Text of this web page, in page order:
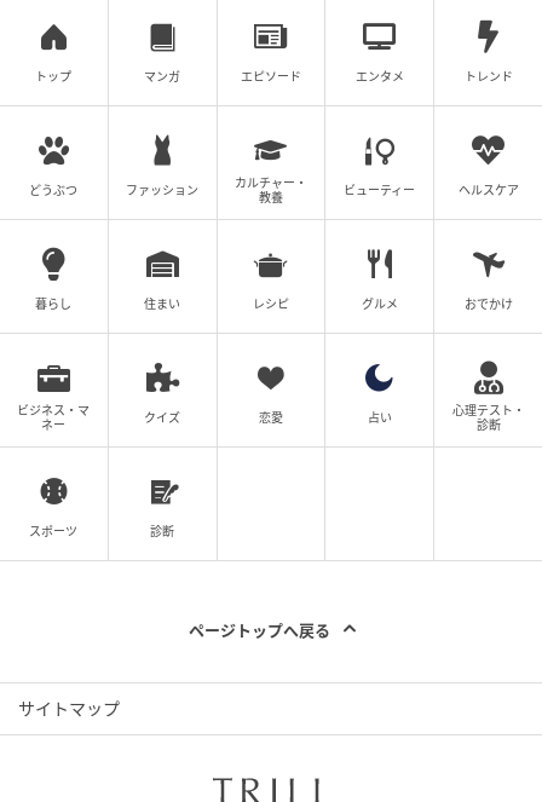
ママ広場
じくらい好きなんだってさ」と口を尖らせながら言う
と、一瞬みのりさんの笑顔が曇ります。「へぇ～そう
なんだ。ラブラブだね」とみのりさんは笑いながら言
いましたが、その目は笑っていないように見えます。
すると、ピロンとみのりさんのスマホが鳴りました。
トップ マンガ エピソード エンタメ トレンド
どうぶつ ファッション
カルチャー・
教養
ビューティー ヘルスケア
暮らし 住まい レシピ グルメ おでかけ
ビジネス・マ
ネー
クイズ 恋愛 占い
心理テスト・
診断
スポーツ 診断
ページトップへ戻る
サイトマップ